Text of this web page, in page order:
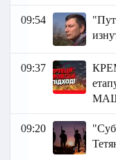
09:54
09:37
09:20